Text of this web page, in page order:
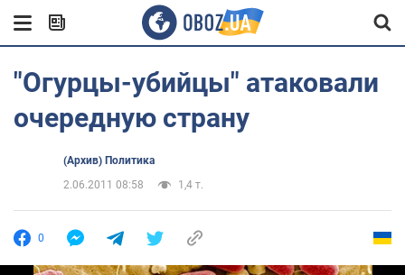
"Огурцы-убийцы" атаковали
очередную страну
(Архив) Политика
2.06.2011 08:58
1,4 т.
0